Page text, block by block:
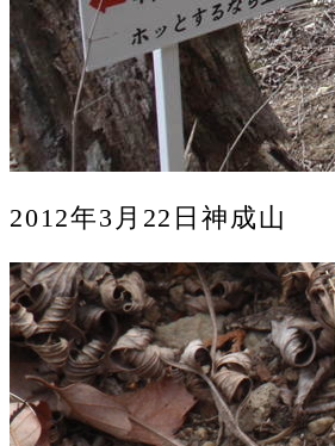
2012年3月22日神成山